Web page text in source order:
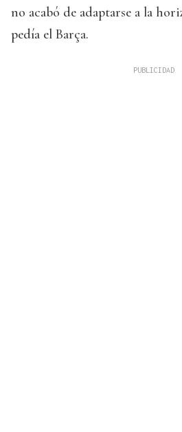
no acabó de adaptarse a la
pedía el Barça.